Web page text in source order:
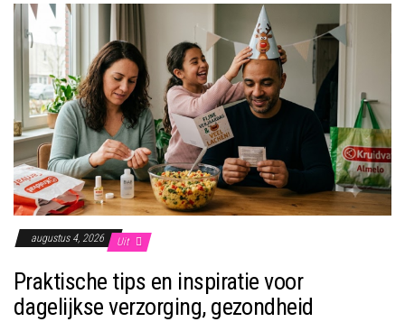
augustus 4, 2026 Uit
Praktische tips en inspiratie voor
dagelijkse verzorging, gezondheid